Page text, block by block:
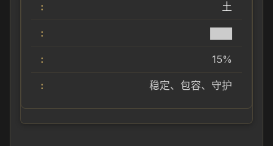
土
15%
稳定、包容、守护